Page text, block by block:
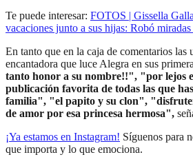
Te puede interesar: FOTOS | Gissella
vacaciones junto a sus hijas: Robó
En tanto que en la caja de comentarios las
encantadora que luce Alegra en sus
tanto honor a su nombre!!", "por lejos
publicación favorita de todas las que
familia", "el papito y su clon",
de amor por esa princesa hermosa",
¡Ya estamos en Instagram! Síguenos para
que importa y lo que emociona.